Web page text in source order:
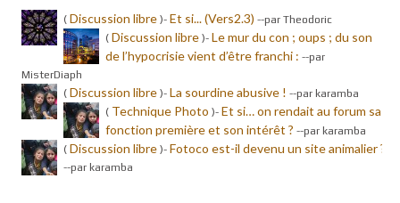
( Discussion libre )- Et si... (Vers2.3) --par Theodoric
( Discussion libre )- Le mur du con ; oups ; du son
de l’hypocrisie vient d’être franchi : --par
MisterDiaph
( Discussion libre )- La sourdine abusive ! --par karamba
( Technique Photo )- Et si… on rendait au forum sa
fonction première et son intérêt ? --par karamba
( Discussion libre )- Fotoco est-il devenu un site animalier ?
--par karamba